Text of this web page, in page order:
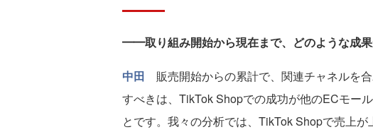
━━取り組み開始から現在まで、どのような成果
中田 販売開始からの累計で、関連チャネルを
すべきは、TikTok Shopでの成功が他のECモー
とです。我々の分析では、TikTok Shopで売上